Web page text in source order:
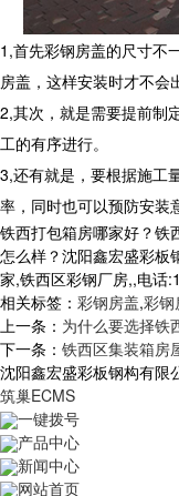
1,首先彩钢房盖的尺寸不
房盖，这样安装时才不会
2,其次，就是需要提前制
工的有序进行。
3,还有就是，要根据施工
率，同时也可以预防安装
铁西打包箱房哪家好？铁
怎么样？沈阳鑫宏盛彩板
家,铁西区彩钢厂房,,电话
相关标签： 彩钢房盖,彩钢
上一条： 为什么要选择铁
下一条： 铁西区集装箱房
沈阳鑫宏盛彩板钢构有限
筑巢ECMS
一键拨号
产品中心
新闻中心
网站首页